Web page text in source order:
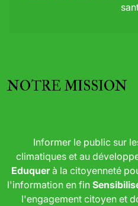
NOTRE MISSION
Informer le public sur
climatiques et au
Eduquerà la citoyenneté
l'information en fin
l'engagement citoyen et